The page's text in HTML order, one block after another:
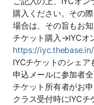
購入ください。その
場合は、その旨もお知
チケット購入→IYCオ
https://iyc.thebase.in/
IYCチケットのシェア
申込メールに参加者
チケット所有者がお申
クラス受付時にIYC